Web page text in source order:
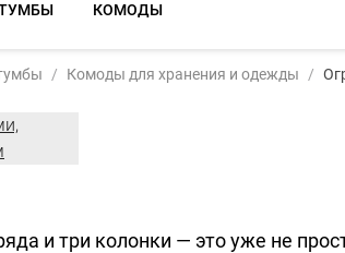
КОМОДЫ
Огромный комод с девятью ящиками, «Платформа», орех/чёрный, 80х180 см
Комоды для хранения и одежды
и три колонки — это уже не